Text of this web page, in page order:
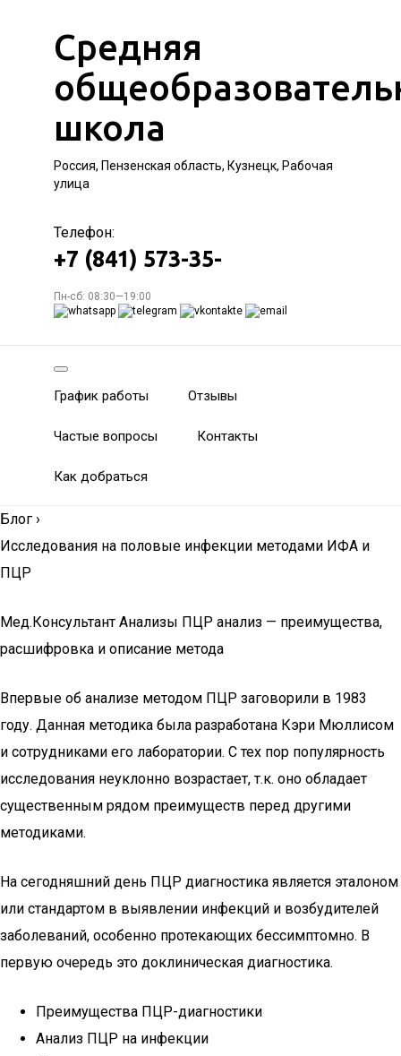
Средняя
школа
Россия, Пензенская область, Кузнецк, Рабочая
улица
Телефон:
+7 (841) 573-35-
Пн-сб: 08:30—19:00
График работы Отзывы
Частые вопросы Контакты
Как добраться
Блог ›
Исследования на половые инфекции методами ИФА и
ПЦР
Мед.Консультант Анализы ПЦР анализ — преимущества,
расшифровка и описание метода
Впервые об анализе методом ПЦР заговорили в 1983
году. Данная методика была разработана Кэри Мюллисом
и сотрудниками его лаборатории. С тех пор популярность
исследования неуклонно возрастает, т.к. оно обладает
существенным рядом преимуществ перед другими
методиками.
На сегодняшний день ПЦР диагностика является эталоном
или стандартом в выявлении инфекций и возбудителей
заболеваний, особенно протекающих бессимптомно. В
первую очередь это доклиническая диагностика.
Преимущества ПЦР-диагностики
Анализ ПЦР на инфекции